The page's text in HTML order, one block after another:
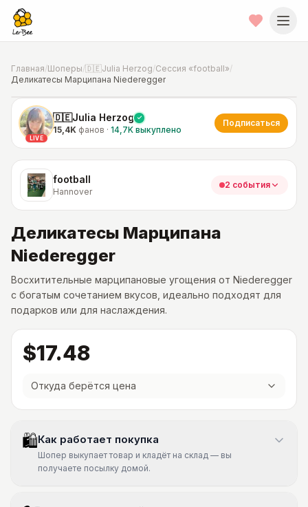
Главная/Шоперы/🇩🇪Julia Herzog/Сессия «football»/
Деликатесы Марципана Niederegger
📍Фото от шопера·Hannover
LIVE
🇩🇪Julia Herzog
15,4K фанов · 14,7K выкуплено
Подписаться
football
Hannover
2 события
Деликатесы Марципана
Niederegger
Восхитительные марципановые угощения от Niederegger
с богатым сочетанием вкусов, идеально подходят для
подарков или для наслаждения.
$17.48
Откуда берётся цена
🛍Как работает покупка
Шопер выкупает товар и кладёт на склад — вы
получаете посылку домой.